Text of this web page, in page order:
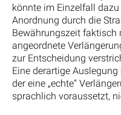
könnte im Einzelfall
Anordnung durch die
Bewährungszeit faktisch
angeordnete
zur Entscheidung
Eine derartige
der eine „echte“
sprachlich voraussetzt,